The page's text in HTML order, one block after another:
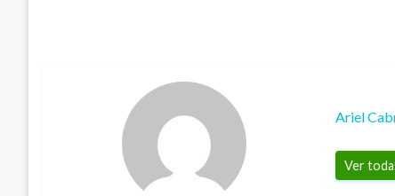
Ariel
Ver